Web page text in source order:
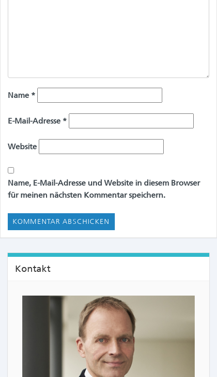
Name *
E-Mail-Adresse *
Website
Name, E-Mail-Adresse und Website in diesem Browser
für meinen nächsten Kommentar speichern.
Kontakt